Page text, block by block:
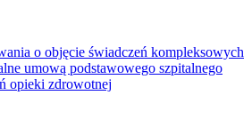
o objęcie świadczeń kompleksowych
umową podstawowego szpitalnego
opieki zdrowotnej